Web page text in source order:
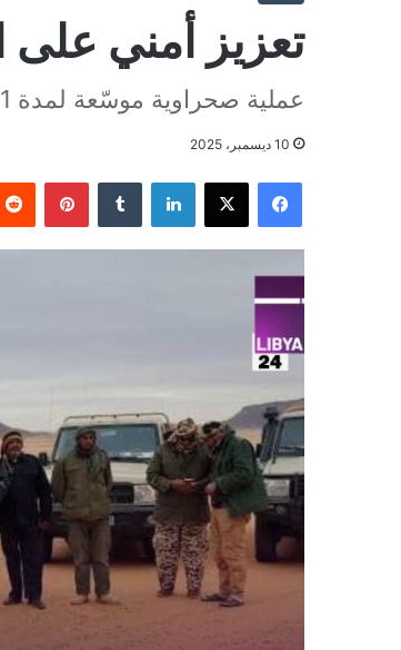
تعزيز أمني على
عملية صحراوية موسّعة لمدة 21 يومًا
10 ديسمبر، 2025
فيسبوك ‫X لينكدإن